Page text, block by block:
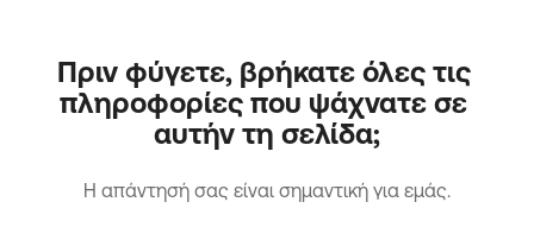
Πριν φύγετε, βρήκατε όλες τις
πληροφορίες που ψάχνατε σε
αυτήν τη σελίδα;
H απάντησή σας είναι σημαντική για εμάς.